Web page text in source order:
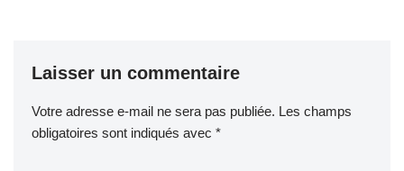
Laisser un commentaire
Votre adresse e-mail ne sera pas publiée. Les champs
obligatoires sont indiqués avec *